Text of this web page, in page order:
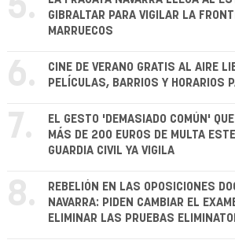
5.
GIBRALTAR PARA VIGILAR LA
MARRUECOS
6.
CINE DE VERANO GRATIS AL AIRE
PELÍCULAS, BARRIOS Y HORARIOS
7.
EL GESTO 'DEMASIADO COMÚN'
MÁS DE 200 EUROS DE MULTA
GUARDIA CIVIL YA VIGILA
8.
REBELIÓN EN LAS OPOSICIONES
NAVARRA: PIDEN CAMBIAR EL
ELIMINAR LAS PRUEBAS